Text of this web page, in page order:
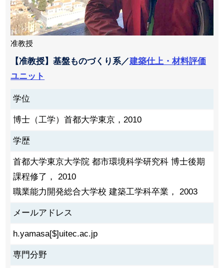
准教授
【准教授】基盤ものづくり系／建築仕上・材料評価
ユニット
学位
博士（工学）首都大学東京，2010
学歴
首都大学東京大学院 都市環境科学研究科 博士後期
課程修了， 2010
職業能力開発総合大学校 建築工学科卒業， 2003
メールアドレス
h.yamasa[$]uitec.ac.jp
専門分野